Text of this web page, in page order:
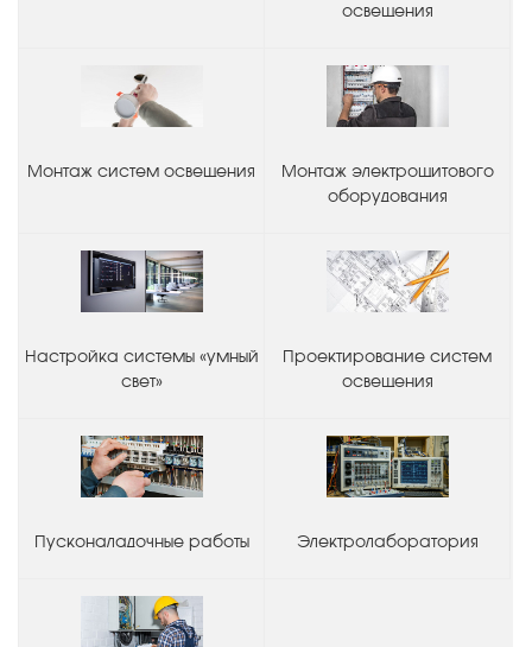
освещения
Монтаж систем освещения
Монтаж электрощитового
оборудования
Настройка системы «умный
свет»
Проектирование систем
освещения
Пусконаладочные работы Электролаборатория